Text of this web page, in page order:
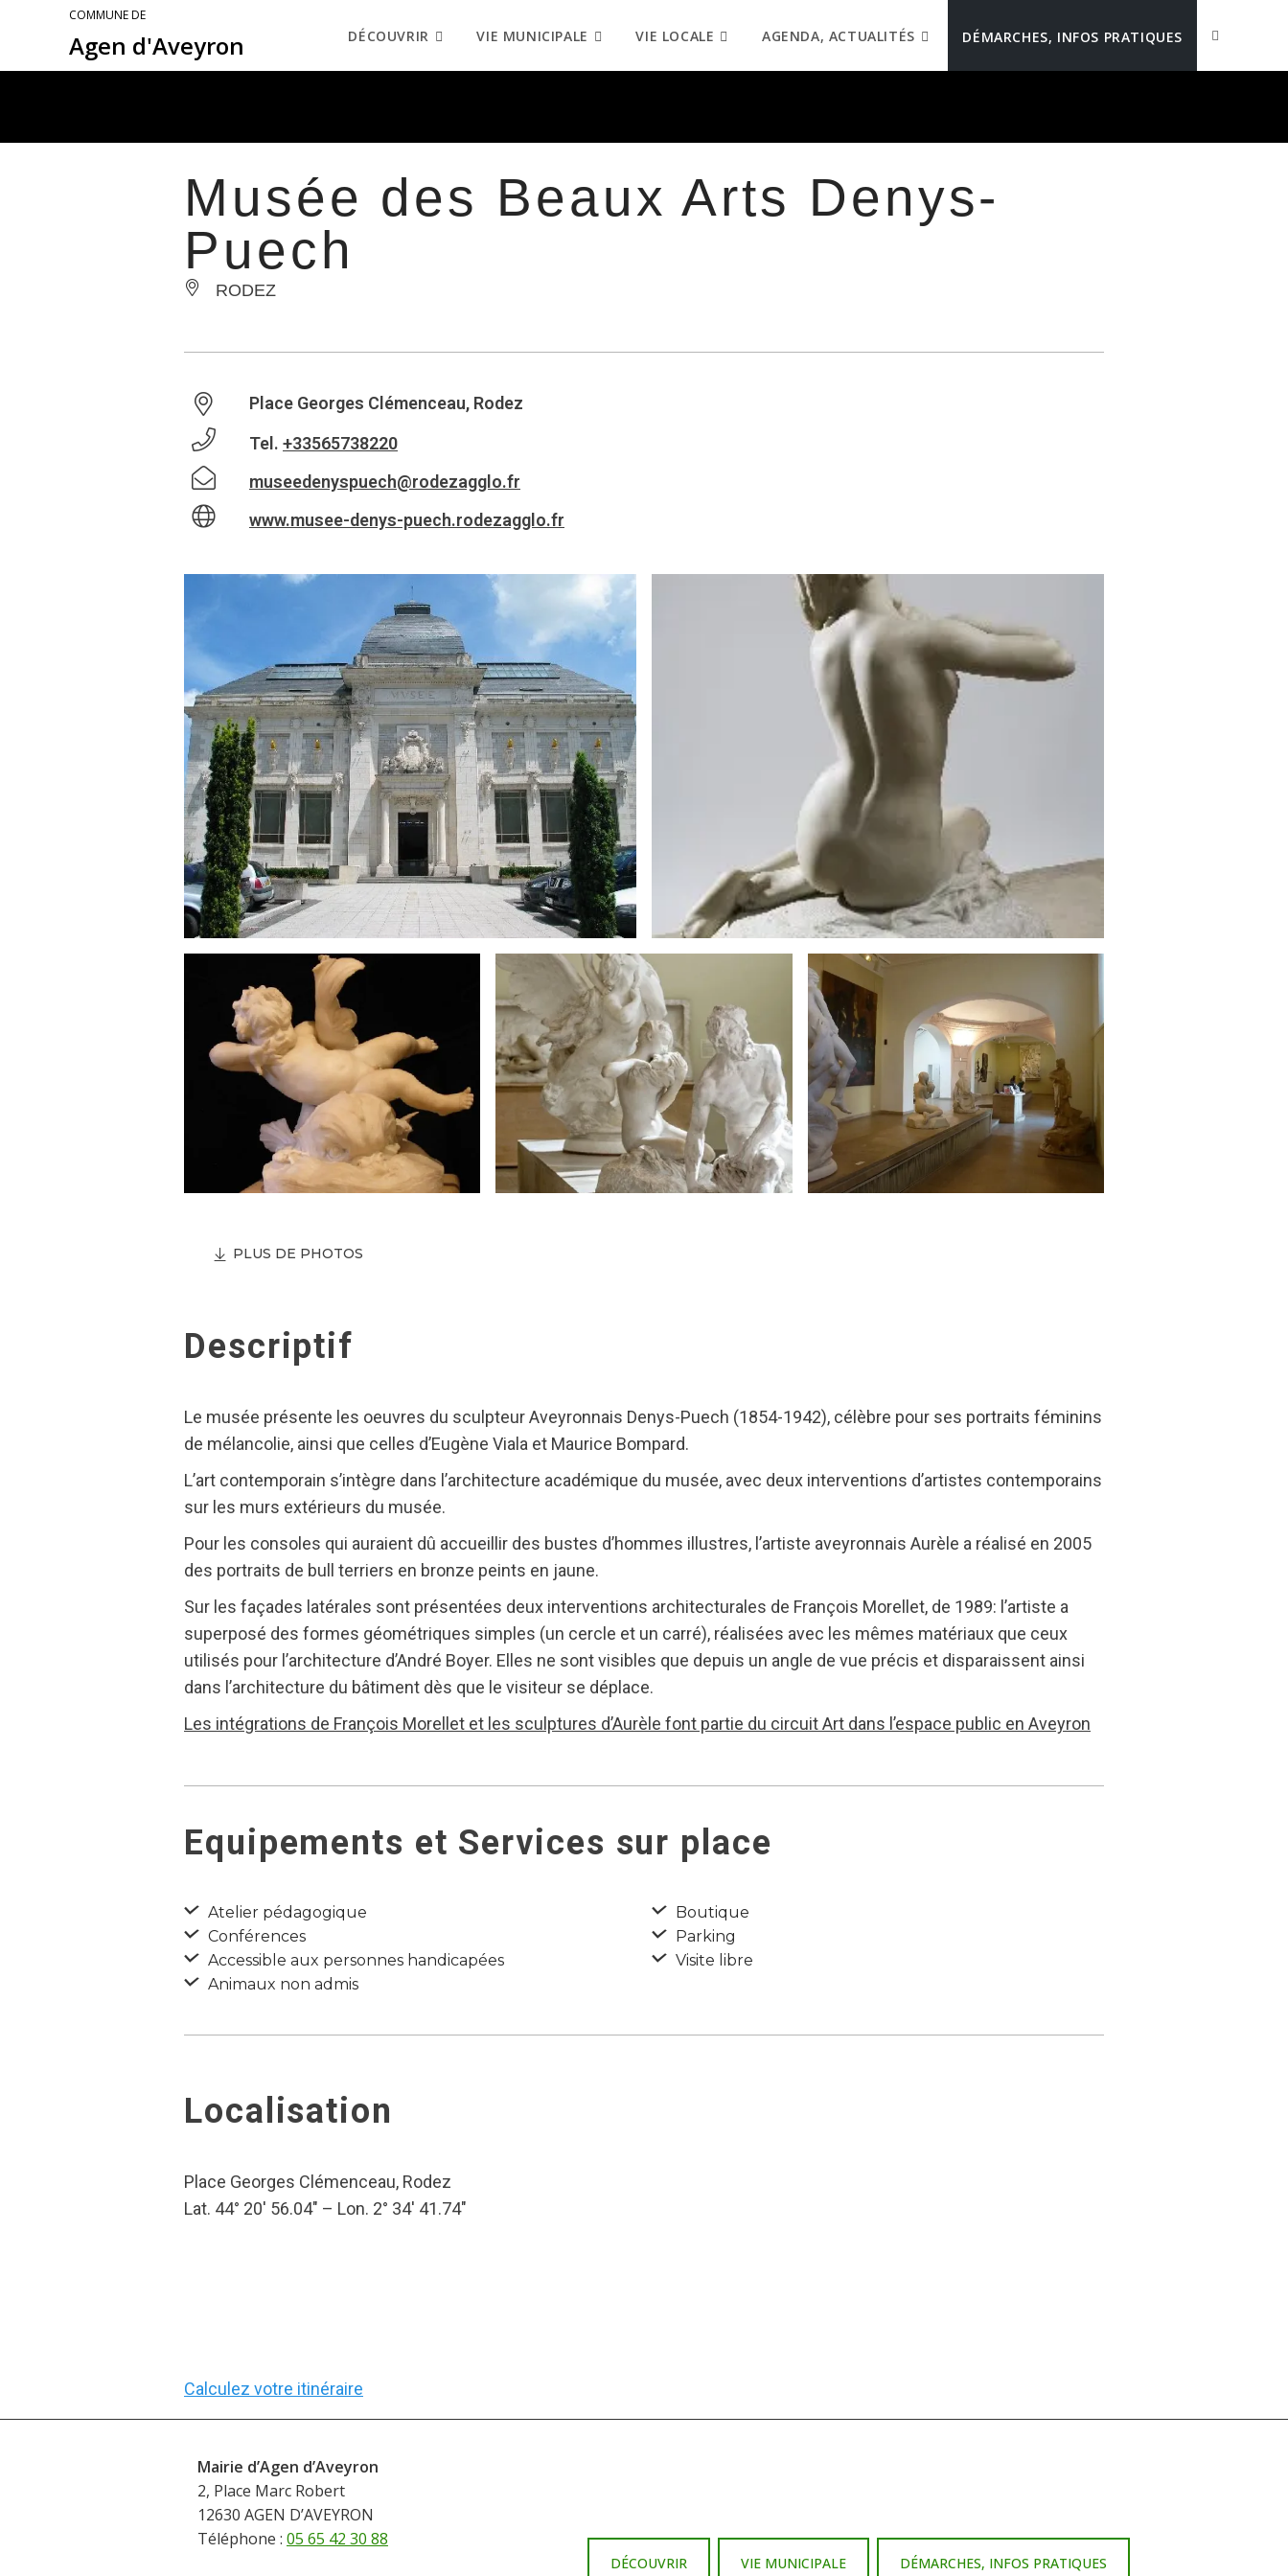
COMMUNE DE
Agen d'Aveyron DÉCOUVRIR VIE MUNICIPALE VIE LOCALE AGENDA, ACTUALITÉS DÉMARCHES, INFOS PRATIQUES
Musée des Beaux Arts Denys-
Puech
RODEZ
Place Georges Clémenceau, Rodez
Tel. +33565738220
museedenyspuech@rodezagglo.fr
www.musee-denys-puech.rodezagglo.fr
PLUS DE PHOTOS
Descriptif
Le musée présente les oeuvres du sculpteur Aveyronnais Denys-Puech (1854-1942), célèbre pour ses portraits féminins
de mélancolie, ainsi que celles d’Eugène Viala et Maurice Bompard.
L’art contemporain s’intègre dans l’architecture académique du musée, avec deux interventions d’artistes contemporains
sur les murs extérieurs du musée.
Pour les consoles qui auraient dû accueillir des bustes d’hommes illustres, l’artiste aveyronnais Aurèle a réalisé en 2005
des portraits de bull terriers en bronze peints en jaune.
Sur les façades latérales sont présentées deux interventions architecturales de François Morellet, de 1989: l’artiste a
superposé des formes géométriques simples (un cercle et un carré), réalisées avec les mêmes matériaux que ceux
utilisés pour l’architecture d’André Boyer. Elles ne sont visibles que depuis un angle de vue précis et disparaissent ainsi
dans l’architecture du bâtiment dès que le visiteur se déplace.
Les intégrations de François Morellet et les sculptures d’Aurèle font partie du circuit Art dans l’espace public en Aveyron
Equipements et Services sur place
Atelier pédagogique
Conférences
Accessible aux personnes handicapées
Animaux non admis
Boutique
Parking
Visite libre
Localisation
Place Georges Clémenceau, Rodez
Lat. 44° 20′ 56.04″ – Lon. 2° 34′ 41.74″
Calculez votre itinéraire
Mairie d’Agen d’Aveyron
2, Place Marc Robert
12630 AGEN D’AVEYRON
Téléphone : 05 65 42 30 88
DÉCOUVRIR VIE MUNICIPALE DÉMARCHES, INFOS PRATIQUES